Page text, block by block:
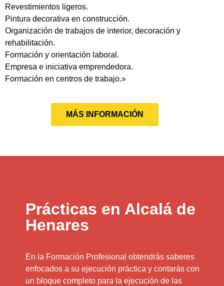
Revestimientos ligeros.
Pintura decorativa en construcción.
Organización de trabajos de interior, decoración y
rehabilitación.
Formación y orientación laboral.
Empresa e iniciativa emprendedora.
Formación en centros de trabajo.»
MÁS INFORMACIÓN
Prácticas en Alcalá de
Henares
En la Formación Profesional obtendrás saberes
enfocados a su ejecución práctica y contarás con
un bloque completo para la ejecución de las